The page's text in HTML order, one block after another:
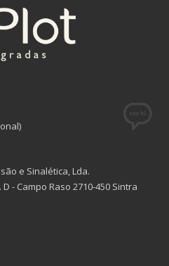
e Sinalética, Lda.
- Campo Raso 2710-450 Sintra